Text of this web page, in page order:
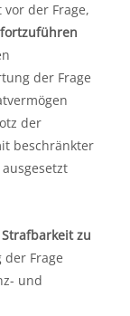
der Frage,
der Frage
der
beschränkter
Strafbarkeit zu
Frage
und